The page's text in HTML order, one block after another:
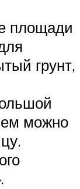
площади
грунт,
можно